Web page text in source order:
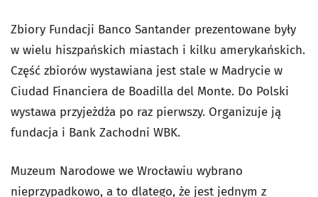
Zbiory Fundacji Banco Santander prezentowane były
w wielu hiszpańskich miastach i kilku amerykańskich.
Część zbiorów wystawiana jest stale w Madrycie w
Ciudad Financiera de Boadilla del Monte. Do Polski
wystawa przyjeżdża po raz pierwszy. Organizuje ją
fundacja i Bank Zachodni WBK.
Muzeum Narodowe we Wrocławiu wybrano
nieprzypadkowo, a to dlatego, że jest jednym z